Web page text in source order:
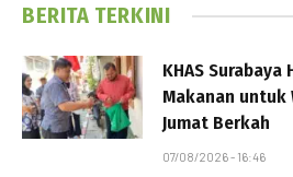
BERITA TERKINI
KHAS
Makanan untuk
Jumat Berkah
07/08/2026 - 16:46